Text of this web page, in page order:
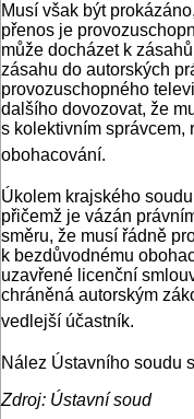
Musí však být
přenos je
může docházet k
zásahu do autorských
provozuschopného
dalšího dovozovat, že
s kolektivním správcem,
obohacování.
Úkolem krajského
přičemž je vázán
směru, že musí řádně
k bezdůvodnému
uzavřené licenční
chráněná autorským
vedlejší účastník.
Nález Ústavního soudu
Zdroj: Ústavní soud